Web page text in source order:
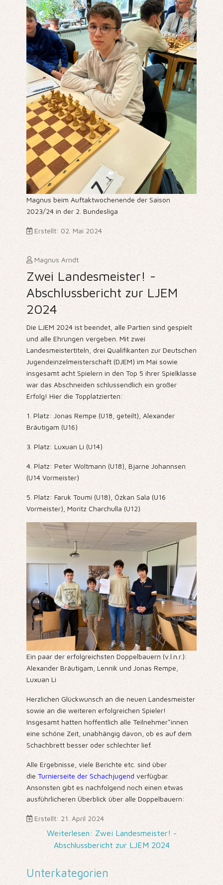
Magnus beim Auftaktwochenende der Saison
2023/24 in der 2. Bundesliga
Erstellt: 02. Mai 2024
Magnus Arndt
Zwei Landesmeister! -
Abschlussbericht zur LJEM
2024
Die LJEM 2024 ist beendet, alle Partien sind gespielt
und alle Ehrungen vergeben. Mit zwei
Landesmeistertiteln, drei Qualifikanten zur Deutschen
Jugendeinzelmeisterschaft (DJEM) im Mai sowie
insgesamt acht Spielern in den Top 5 ihrer Spielklasse
war das Abschneiden schlussendlich ein großer
Erfolg! Hier die Topplatzierten:
1. Platz: Jonas Rempe (U18, geteilt), Alexander
Bräutigam (U16)
3. Platz: Luxuan Li (U14)
4. Platz: Peter Woltmann (U18), Bjarne Johannsen
(U14 Vormeister)
5. Platz: Faruk Toumi (U18), Özkan Sala (U16
Vormeister), Moritz Charchulla (U12)
Ein paar der erfolgreichsten Doppelbauern (v.l.n.r.):
Alexander Bräutigam, Lennik und Jonas Rempe,
Luxuan Li
Herzlichen Glückwunsch an die neuen Landesmeister
sowie an die weiteren erfolgreichen Spieler!
Insgesamt hatten hoffentlich alle Teilnehmer*innen
eine schöne Zeit, unabhängig davon, ob es auf dem
Schachbrett besser oder schlechter lief.
Alle Ergebnisse, viele Berichte etc. sind über
die Turnierseite der Schachjugend verfügbar.
Ansonsten gibt es nachfolgend noch einen etwas
ausführlicheren Überblick über alle Doppelbauern:
Erstellt: 21. April 2024
Weiterlesen: Zwei Landesmeister! -
Abschlussbericht zur LJEM 2024
Unterkategorien